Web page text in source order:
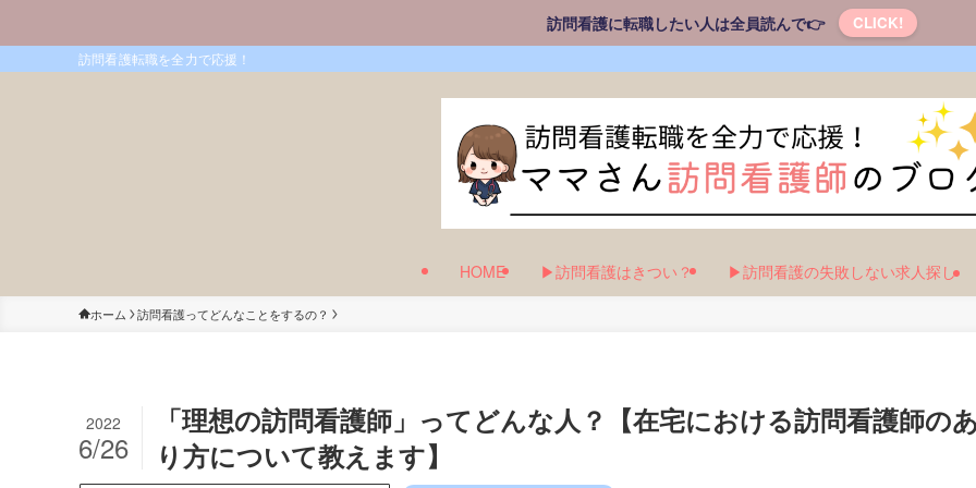
訪問看護に転職したい人は全員読んで👉 CLICK!
訪問看護転職を全力で応援！
HOME ▶訪問看護はきつい？ ▶訪問看護の失敗しない求人探し
ホーム 訪問看護ってどんなことをするの？
「理想の訪問看護師」ってどんな人？【在宅における訪問看護師の
り方について教えます】
2022
6/26